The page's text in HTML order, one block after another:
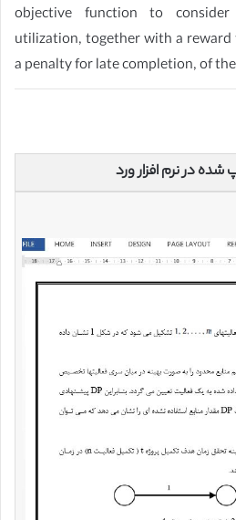
objective function to
utilization, together with a
a penalty for late completion, of
شده در نرم افزار ورد